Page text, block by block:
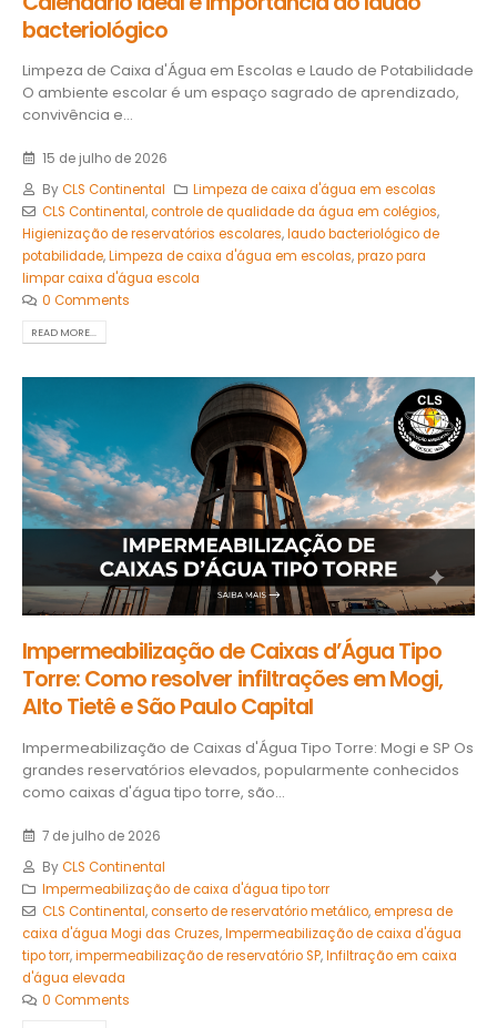
bacteriológico
Limpeza de Caixa d'Água em Escolas e Laudo de Potabilidade
O ambiente escolar é um espaço sagrado de aprendizado,
convivência e...
15 de julho de 2026
ByCLS Continental
Limpeza de caixa d'água em escolas
CLS Continental,controle de qualidade da água em colégios,
Higienização de reservatórios escolares,laudo bacteriológico de
potabilidade,Limpeza de caixa d'água em escolas,prazo para
limpar caixa d'água escola
0 Comments
READ MORE...
Impermeabilização de Caixas d’Água Tipo
Torre: Como resolver infiltrações em Mogi,
Alto Tietê e São Paulo Capital
Impermeabilização de Caixas d'Água Tipo Torre: Mogi e SP Os
grandes reservatórios elevados, popularmente conhecidos
como caixas d'água tipo torre, são...
7 de julho de 2026
ByCLS Continental
Impermeabilização de caixa d'água tipo torr
CLS Continental,conserto de reservatório metálico,empresa de
caixa d'água Mogi das Cruzes,Impermeabilização de caixa d'água
tipo torr,impermeabilização de reservatório SP,Infiltração em caixa
d'água elevada
0 Comments